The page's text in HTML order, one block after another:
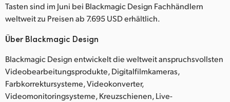
Tasten sind im Juni bei Blackmagic Design Fachhändlern
weltweit zu Preisen ab 7.695 USD erhältlich.
Über Blackmagic Design
Blackmagic Design entwickelt die weltweit anspruchsvollsten
Videobearbeitungsprodukte, Digitalfilmkameras,
Farbkorrektursysteme, Videokonverter,
Videomonitoringsysteme, Kreuzschienen, Live-